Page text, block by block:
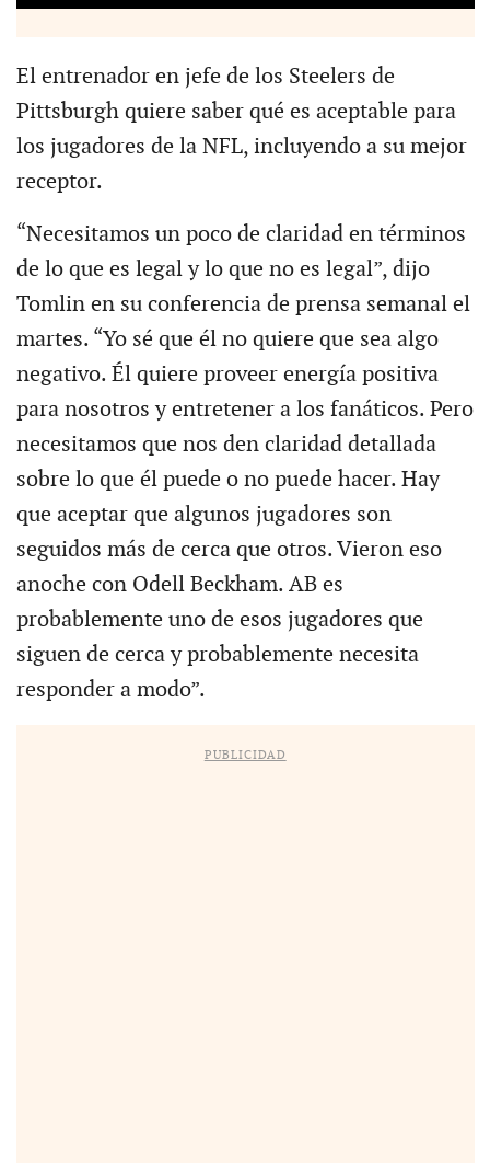
El entrenador en jefe de los Steelers de
Pittsburgh quiere saber qué es aceptable para
los jugadores de la NFL, incluyendo a su mejor
receptor.
“Necesitamos un poco de claridad en términos
de lo que es legal y lo que no es legal”, dijo
Tomlin en su conferencia de prensa semanal el
martes. “Yo sé que él no quiere que sea algo
negativo. Él quiere proveer energía positiva
para nosotros y entretener a los fanáticos. Pero
necesitamos que nos den claridad detallada
sobre lo que él puede o no puede hacer. Hay
que aceptar que algunos jugadores son
seguidos más de cerca que otros. Vieron eso
anoche con Odell Beckham. AB es
probablemente uno de esos jugadores que
siguen de cerca y probablemente necesita
responder a modo”.
PUBLICIDAD